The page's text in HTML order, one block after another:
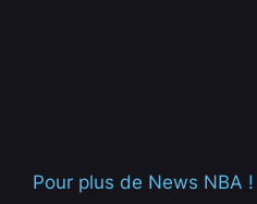
Pour plus de News NBA !